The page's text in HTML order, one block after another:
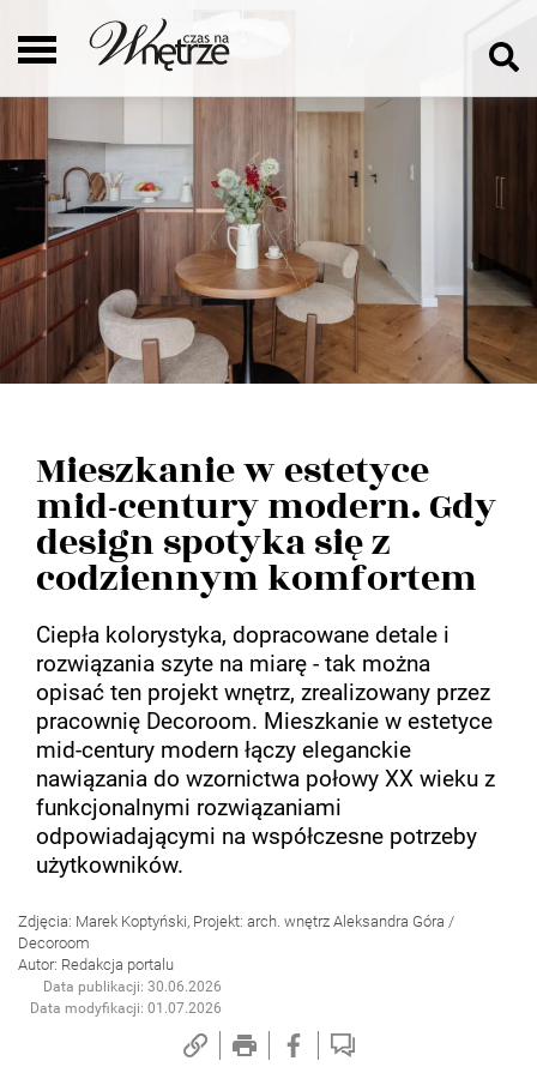
Mieszkanie w estetyce
mid-century modern. Gdy
design spotyka się z
codziennym komfortem
Ciepła kolorystyka, dopracowane detale i
rozwiązania szyte na miarę - tak można
opisać ten projekt wnętrz, zrealizowany przez
pracownię Decoroom. Mieszkanie w estetyce
mid-century modern łączy eleganckie
nawiązania do wzornictwa połowy XX wieku z
funkcjonalnymi rozwiązaniami
odpowiadającymi na współczesne potrzeby
użytkowników.
Zdjęcia: Marek Koptyński, Projekt: arch. wnętrz Aleksandra Góra /
Decoroom
Autor: Redakcja portalu
Data publikacji: 30.06.2026
Data modyfikacji: 01.07.2026